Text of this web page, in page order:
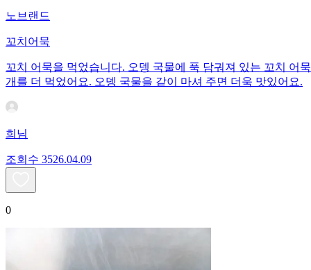
노브랜드
꼬치어묵
꼬치 어묵을 먹었습니다. 오뎅 국물에 푹 담궈져 있는 꼬치 어
개를 더 먹었어요. 오뎅 국물을 같이 마셔 주면 더욱 맛있어요.
희님
조회수 3526.04.09
0